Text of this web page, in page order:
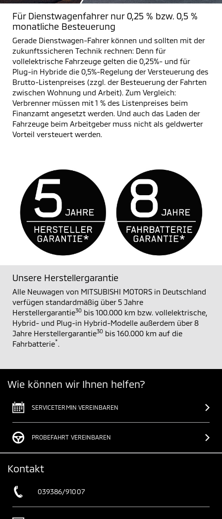
Für Dienstwagenfahrer nur 0,25 % bzw. 0,5 %
monatliche Besteuerung
Gerade Dienstwagen-Fahrer können und sollten mit der
zukunftssicheren Technik rechnen: Denn für
vollelektrische Fahrzeuge gelten die 0,25%- und für
Plug-in Hybride die 0,5%-Regelung der Versteuerung des
Brutto-Listenpreises (zzgl. der Besteuerung der Fahrten
zwischen Wohnung und Arbeit). Zum Vergleich:
Verbrenner müssen mit 1 % des Listenpreises beim
Finanzamt angesetzt werden. Und auch das Laden der
Fahrzeuge beim Arbeitgeber muss nicht als geldwerter
Vorteil versteuert werden.
Unsere Herstellergarantie
Alle Neuwagen von MITSUBISHI MOTORS in Deutschland
verfügen standardmäßig über 5 Jahre
Herstellergarantie30 bis 100.000 km bzw. vollelektrische,
Hybrid- und Plug-in Hybrid-Modelle außerdem über 8
Jahre Herstellergarantie30 bis 160.000 km auf die
Fahrbatterie*.
Wie können wir Ihnen helfen?
SERVICETERMIN VEREINBAREN
PROBEFAHRT VEREINBAREN
Kontakt
039386/91007